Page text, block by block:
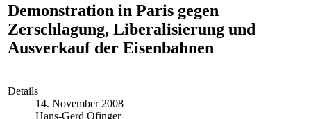
Demonstration in Paris gegen
Zerschlagung, Liberalisierung und
Ausverkauf der Eisenbahnen
Details
14. November 2008
Hans-Gerd Öfinger